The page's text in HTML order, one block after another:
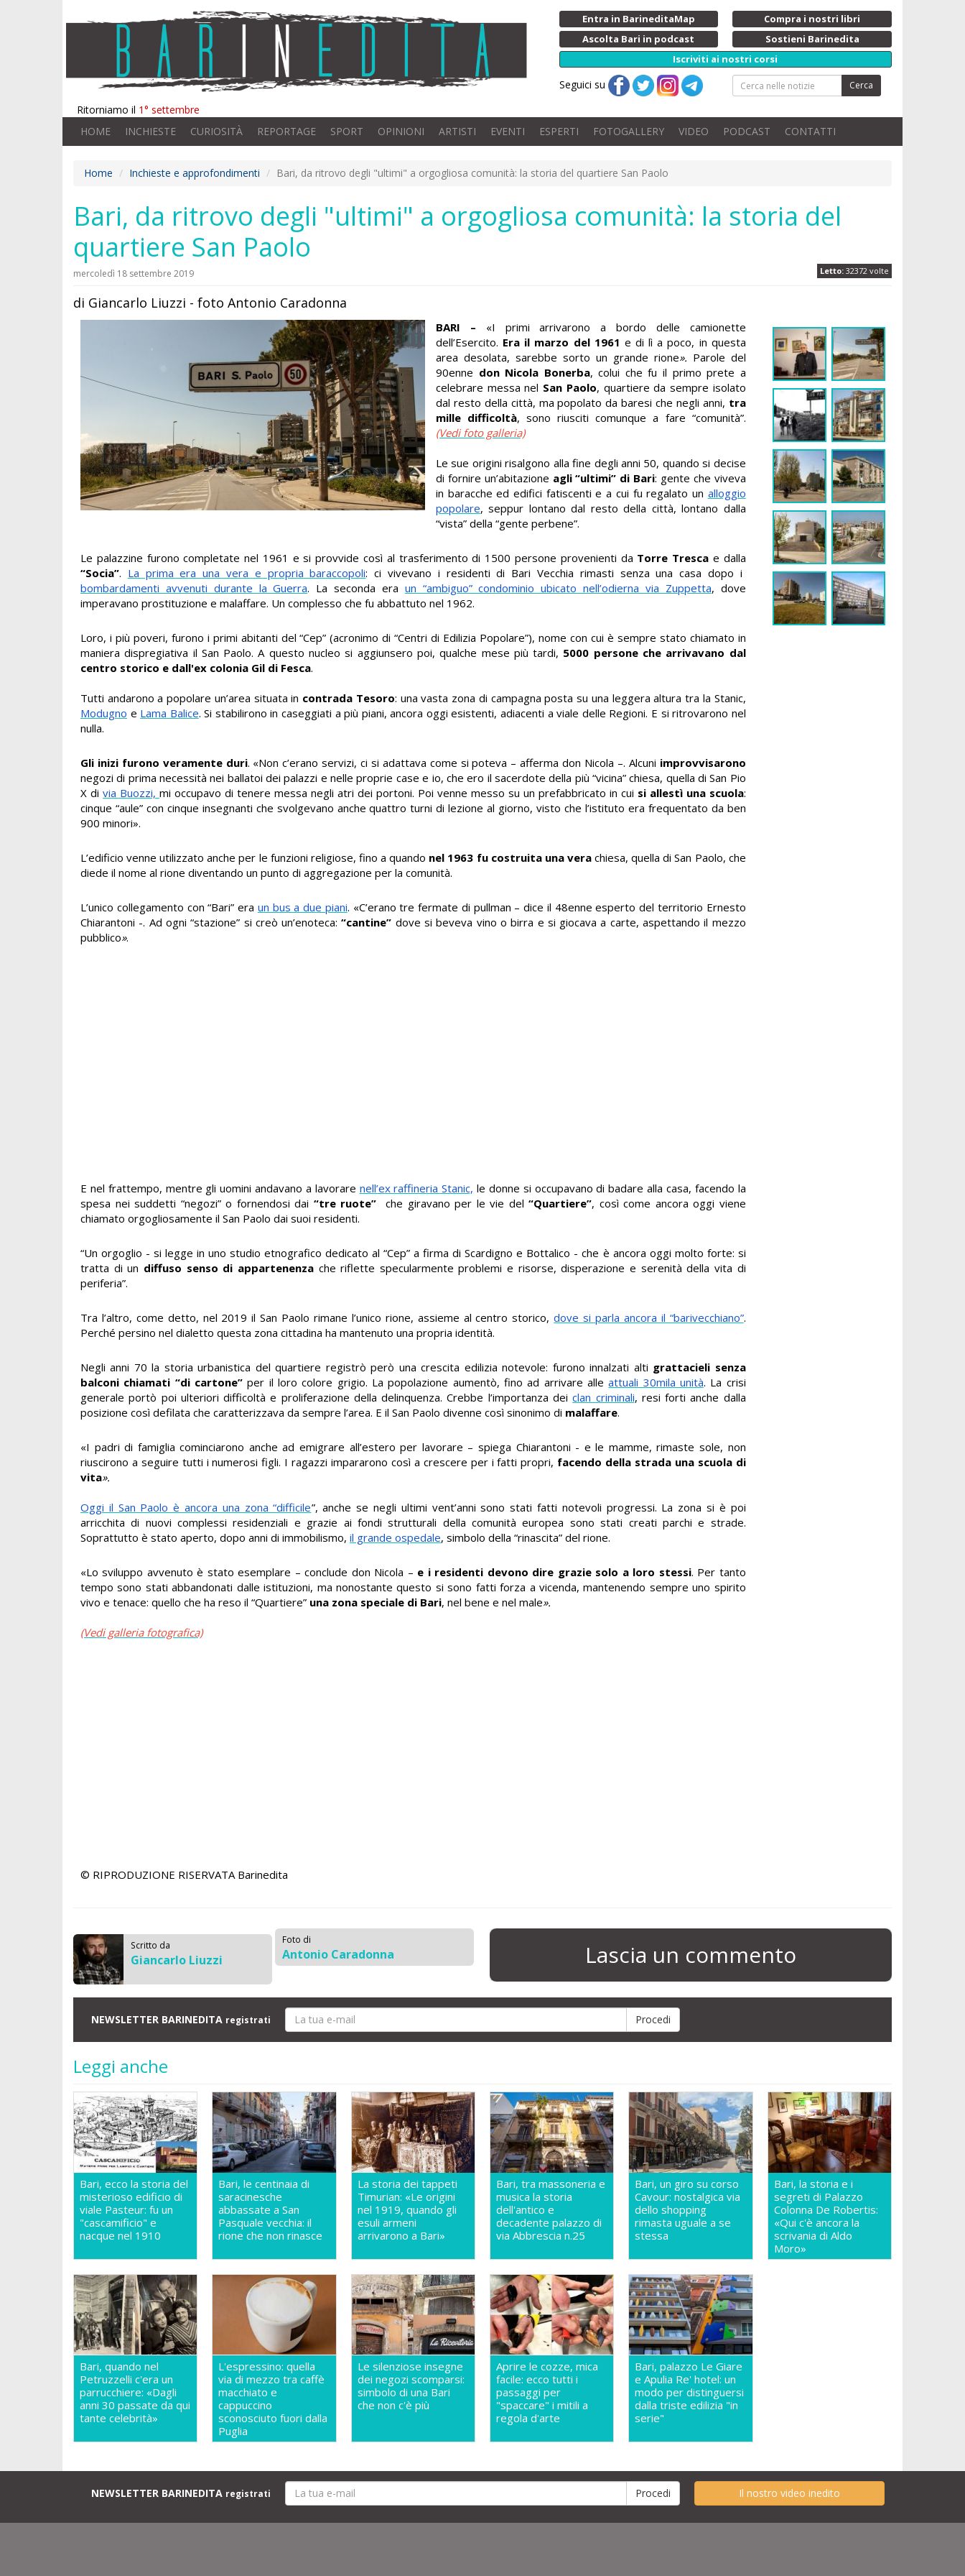
Ritorniamo il 1° settembre
Entra in BarineditaMap
Compra i nostri libri
Ascolta Bari in podcast
Sostieni Barinedita
Iscriviti ai nostri corsi
Seguici su Cerca
HOME INCHIESTE CURIOSITÀ REPORTAGE SPORT OPINIONI ARTISTI EVENTI ESPERTI FOTOGALLERY VIDEO PODCAST CONTATTI
Home Inchieste e approfondimenti Bari, da ritrovo degli "ultimi" a orgogliosa comunità: la storia del quartiere San Paolo
Bari, da ritrovo degli "ultimi" a orgogliosa comunità: la storia del
quartiere San Paolo
Letto: 32372 volte
mercoledì 18 settembre 2019
di Giancarlo Liuzzi - foto Antonio Caradonna
BARI – «I primi arrivarono a bordo delle camionette
dell’Esercito. Era il marzo del 1961 e di lì a poco, in questa
area desolata, sarebbe sorto un grande rione». Parole del
90enne don Nicola Bonerba, colui che fu il primo prete a
celebrare messa nel San Paolo, quartiere da sempre isolato
dal resto della città, ma popolato da baresi che negli anni, tra
mille difficoltà, sono riusciti comunque a fare “comunità”.
(Vedi foto galleria)
Le sue origini risalgono alla fine degli anni 50, quando si decise
di fornire un’abitazione agli “ultimi” di Bari: gente che viveva
in baracche ed edifici fatiscenti e a cui fu regalato un alloggio
popolare, seppur lontano dal resto della città, lontano dalla
“vista” della “gente perbene”.
Le palazzine furono completate nel 1961 e si provvide così al trasferimento di 1500 persone provenienti da Torre Tresca e dalla
“Socia”. La prima era una vera e propria baraccopoli: ci vivevano i residenti di Bari Vecchia rimasti senza una casa dopo i
bombardamenti avvenuti durante la Guerra. La seconda era un “ambiguo” condominio ubicato nell’odierna via Zuppetta, dove
imperavano prostituzione e malaffare. Un complesso che fu abbattuto nel 1962.
Loro, i più poveri, furono i primi abitanti del “Cep” (acronimo di “Centri di Edilizia Popolare”), nome con cui è sempre stato chiamato in
maniera dispregiativa il San Paolo. A questo nucleo si aggiunsero poi, qualche mese più tardi, 5000 persone che arrivavano dal
centro storico e dall'ex colonia Gil di Fesca.
Tutti andarono a popolare un’area situata in contrada Tesoro: una vasta zona di campagna posta su una leggera altura tra la Stanic,
Modugno e Lama Balice. Si stabilirono in caseggiati a più piani, ancora oggi esistenti, adiacenti a viale delle Regioni. E si ritrovarono nel
nulla.
Gli inizi furono veramente duri. «Non c’erano servizi, ci si adattava come si poteva – afferma don Nicola –. Alcuni improvvisarono
negozi di prima necessità nei ballatoi dei palazzi e nelle proprie case e io, che ero il sacerdote della più “vicina” chiesa, quella di San Pio
X di via Buozzi, mi occupavo di tenere messa negli atri dei portoni. Poi venne messo su un prefabbricato in cui si allestì una scuola:
cinque “aule” con cinque insegnanti che svolgevano anche quattro turni di lezione al giorno, visto che l’istituto era frequentato da ben
900 minori».
L’edificio venne utilizzato anche per le funzioni religiose, fino a quando nel 1963 fu costruita una verachiesa, quella di San Paolo, che
diede il nome al rione diventando un punto di aggregazione per la comunità.
L’unico collegamento con “Bari” era un bus a due piani. «C’erano tre fermate di pullman – dice il 48enne esperto del territorio Ernesto
Chiarantoni -. Ad ogni “stazione” si creò un’enoteca:“cantine” dove si beveva vino o birra e si giocava a carte, aspettando il mezzo
pubblico».
E nel frattempo, mentre gli uomini andavano a lavorare nell’ex raffineria Stanic, le donne si occupavano di badare alla casa, facendo la
spesa nei suddetti “negozi” o fornendosi dai “tre ruote” che giravano per le vie del“Quartiere”, così come ancora oggi viene
chiamato orgogliosamente il San Paolo dai suoi residenti.
“Un orgoglio - si legge in uno studio etnografico dedicato al “Cep” a firma di Scardigno e Bottalico - che è ancora oggi molto forte: si
tratta di un diffuso senso di appartenenzache riflette specularmente problemi e risorse, disperazione e serenità della vita di
periferia”.
Tra l’altro, come detto, nel 2019 il San Paolo rimane l’unico rione, assieme al centro storico,dove si parla ancora il “barivecchiano”.
Perché persino nel dialetto questa zona cittadina ha mantenuto una propria identità.
Negli anni 70 la storia urbanistica del quartiere registrò però una crescita edilizia notevole: furono innalzati alti grattacieli senza
balconi chiamati “di cartone” per il loro colore grigio. La popolazione aumentò, fino ad arrivare alleattuali 30mila unità. La crisi
generale portò poi ulteriori difficoltà e proliferazione della delinquenza. Crebbe l’importanza deiclan criminali, resi forti anche dalla
posizione così defilata che caratterizzava da sempre l’area. E il San Paolo divenne così sinonimo di malaffare.
«I padri di famiglia cominciarono anche ad emigrare all’estero per lavorare – spiega Chiarantoni - e le mamme, rimaste sole, non
riuscirono a seguire tutti i numerosi figli. I ragazzi impararono così a crescere per i fatti propri, facendo della strada una scuola di
vita».
Oggi il San Paolo è ancora una zona “difficile”, anche se negli ultimi vent’anni sono stati fatti notevoli progressi. La zona si è poi
arricchita di nuovi complessi residenziali e grazie ai fondi strutturali della comunità europea sono stati creati parchi e strade.
Soprattutto è stato aperto, dopo anni di immobilismo, il grande ospedale, simbolo della “rinascita” del rione.
«Lo sviluppo avvenuto è stato esemplare – conclude don Nicola – e i residenti devono dire grazie solo a loro stessi. Per tanto
tempo sono stati abbandonati dalle istituzioni, ma nonostante questo si sono fatti forza a vicenda, mantenendo sempre uno spirito
vivo e tenace: quello che ha reso il “Quartiere” una zona speciale di Bari, nel bene e nel male».
(Vedi galleria fotografica)
© RIPRODUZIONE RISERVATA Barinedita
Scritto da
Giancarlo Liuzzi
Foto di
Antonio Caradonna Lascia un commento
NEWSLETTER BARINEDITA registrati
Leggi anche
Bari, ecco la storia del
misterioso edificio di
viale Pasteur: fu un
"cascamificio" e
nacque nel 1910
Bari, le centinaia di
saracinesche
abbassate a San
Pasquale vecchia: il
rione che non rinasce
La storia dei tappeti
Timurian: «Le origini
nel 1919, quando gli
esuli armeni
arrivarono a Bari»
Bari, tra massoneria e
musica la storia
dell'antico e
decadente palazzo di
via Abbrescia n.25
Bari, un giro su corso
Cavour: nostalgica via
dello shopping
rimasta uguale a se
stessa
Bari, la storia e i
segreti di Palazzo
Colonna De Robertis:
«Qui c'è ancora la
scrivania di Aldo
Moro»
Bari, quando nel
Petruzzelli c'era un
parrucchiere: «Dagli
anni 30 passate da qui
tante celebrità»
L'espressino: quella
via di mezzo tra caffè
macchiato e
cappuccino
sconosciuto fuori dalla
Puglia
Le silenziose insegne
dei negozi scomparsi:
simbolo di una Bari
che non c'è più
Aprire le cozze, mica
facile: ecco tutti i
passaggi per
"spaccare" i mitili a
regola d'arte
Bari, palazzo Le Giare
e Apulia Re' hotel: un
modo per distinguersi
dalla triste edilizia "in
serie"
NEWSLETTER BARINEDITA registrati Il nostro video inedito